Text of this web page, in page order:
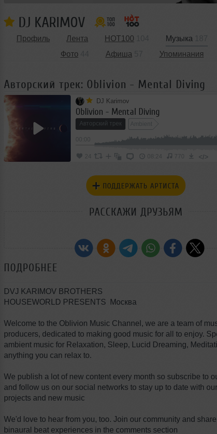
DJ KARIMOV
Профиль Лента HOT100 Музыка
Фото
Афиша Упоминания
Авторский трек: Oblivion - Mental Diving
DJ Karimov
Oblivion - Mental Diving
Авторский трек Ambient
24 08:24 770 </>
ПОДДЕРЖАТЬ АРТИСТА
РАССКАЖИ ДРУЗЬЯМ
ПОДРОБНЕЕ
DVJ KARIMOV BROTHERS
HOUSEWORLD PRESENTS Москва
Welcome to the Oblivion Music Channel, we are a team of
producers, dedicated to making good music for all to enjoy.
ambient music for Relaxation, Sleep, Lucid Dreaming,
anything you can relax to.
We publish a lot of new content every month so subscribe to
and follow us on our social networks to stay up to date with
projects and new music
We'd love to hear from you, too. Join our community and
binaural beat experiences in the comments section